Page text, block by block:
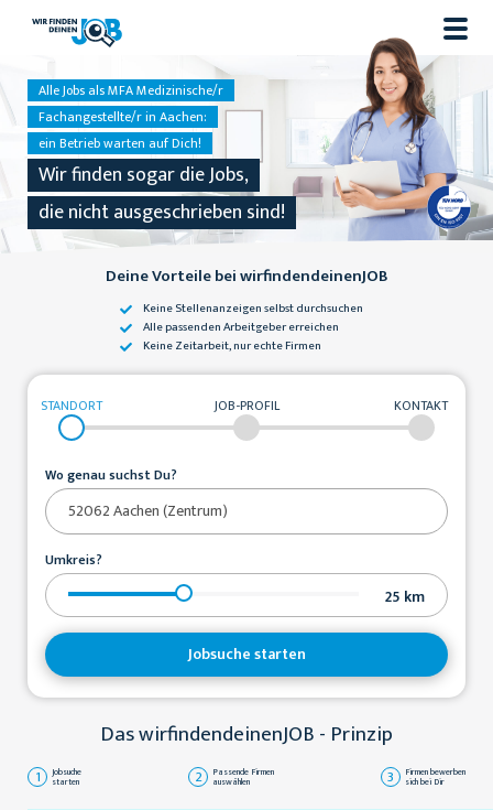
Alle Jobs als MFA Medizinische/r
Fachangestellte/r in Aachen:
ein Betrieb warten auf Dich!
Wir finden sogar die Jobs,
die nicht ausgeschrieben sind!
Deine Vorteile bei wirfindendeinenJOB
Keine Stellenanzeigenselbst durchsuchen
Alle passendenArbeitgeber erreichen
Keine Zeitarbeit,nur echte Firmen
STANDORT JOB-PROFIL KONTAKT
Wo genau suchst Du?
Umkreis?
25 km
Jobsuche starten
Das wirfindendeinenJOB - Prinzip
1 Jobsuche
starten 2 Passende Firmen
auswählen 3 Firmen bewerben
sich bei Dir